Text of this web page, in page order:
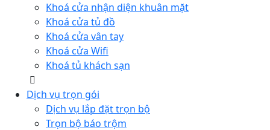
Khoá cửa nhận diện khuân mặt
Khoá cửa tủ đồ
Khoá cửa vân tay
Khoá cửa Wifi
Khoá tủ khách sạn
Dịch vụ trọn gói
Dịch vụ lắp đặt trọn bộ
Trọn bộ báo trộm